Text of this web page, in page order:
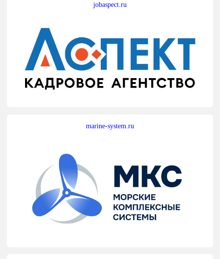
jobaspect.ru
marine-system.ru